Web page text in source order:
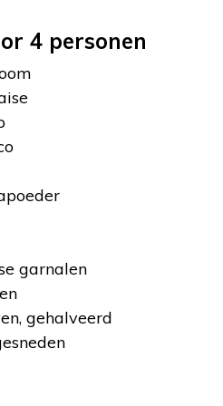
4 personen
garnalen
gehalveerd